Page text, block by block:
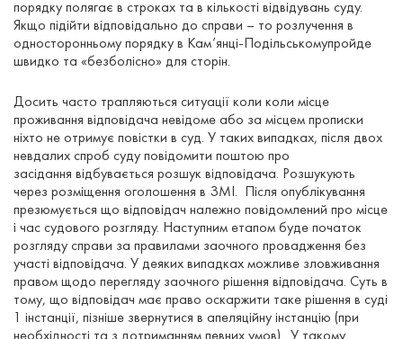
порядку полягає в строках та в кількості відвідувань суду.
Якщо підійти відповідально до справи – то розлучення в
односторонньому порядку в Кам’янці-Подільськомупройде
швидко та «безболісно» для сторін.
Досить часто трапляються ситуації коли коли місце
проживання відповідача невідоме або за місцем прописки
ніхто не отримує повістки в суд. У таких випадках, після двох
невдалих спроб суду повідомити поштою про
засідання відбувається розшук відповідача. Розшукують
через розміщення оголошення в ЗМІ. Після опублікування
презюмується що відповідач належно повідомлений про місце
і час судового розгляду. Наступним етапом буде початок
розгляду справи за правилами заочного провадження без
участі відповідача. У деяких випадках можливе зловживання
правом щодо перегляду заочного рішення відповідача. Суть в
тому, що відповідач має право оскаржити таке рішення в суді
1 інстанції, пізніше звернутися в апеляційну інстанцію (при
необхідності та з дотриманням певних умов). У такому